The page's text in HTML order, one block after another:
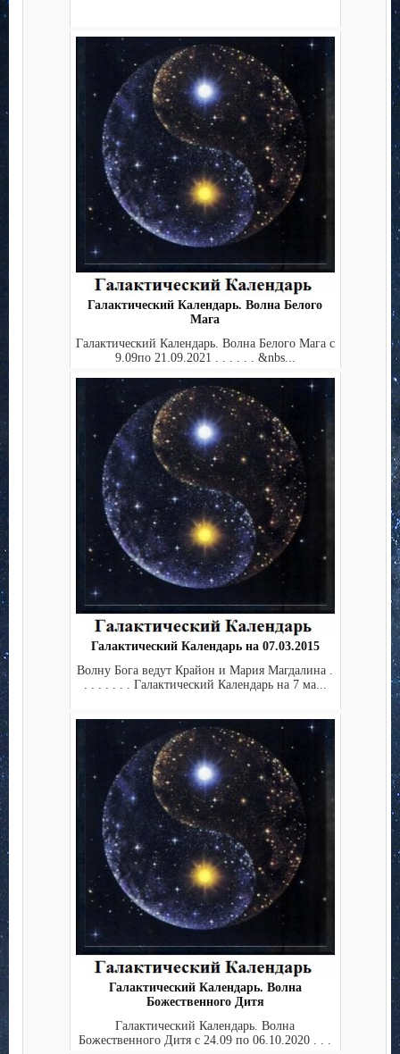
Галактический Календарь. Волна Белого
Мага
Галактический Календарь. Волна Белого Мага с
9.09по 21.09.2021 . . . . . . &nbs...
Галактический Календарь на 07.03.2015
Волну Бога ведут Крайон и Мария Магдалина .
. . . . . . . Галактический Календарь на 7 ма...
Галактический Календарь. Волна
Божественного Дитя
Галактический Календарь. Волна
Божественного Дитя с 24.09 по 06.10.2020 . . .